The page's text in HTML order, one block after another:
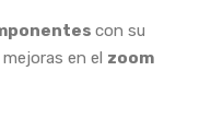
con su
en el zoom